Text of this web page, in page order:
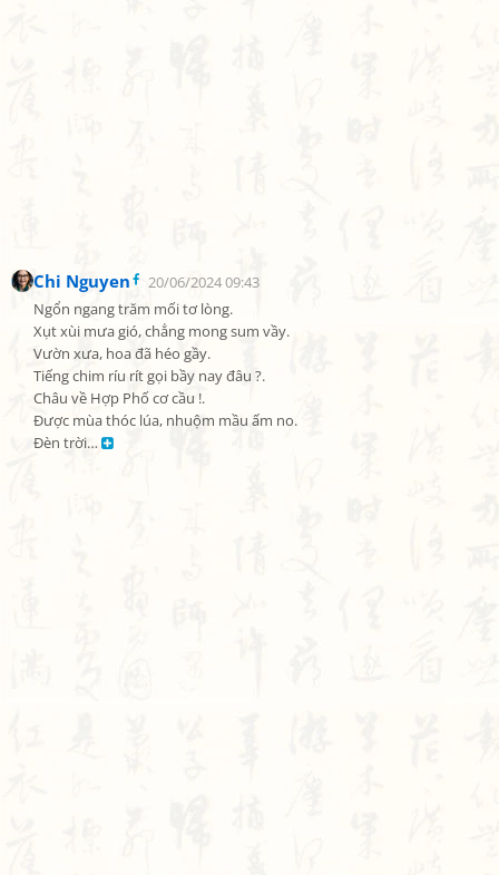
Chi Nguyen
20/06/2024 09:43
Ngổn ngang trăm mối tơ lòng.
Xụt xùi mưa gió, chẳng mong sum vầy.
Vườn xưa, hoa đã héo gầy.
Tiếng chim ríu rít gọi bầy nay đâu ?.
Châu về Hợp Phố cơ cầu !.
Được mùa thóc lúa, nhuộm mầu ấm no.
Đèn trời…